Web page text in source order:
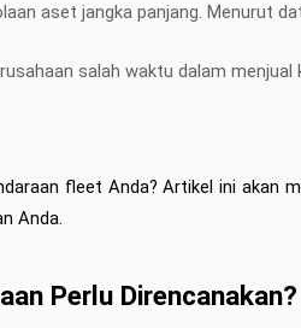
aset jangka panjang. Menurut
salah waktu dalam
fleet Anda? Artikel ini
Anda.
Perlu Direncanakan?